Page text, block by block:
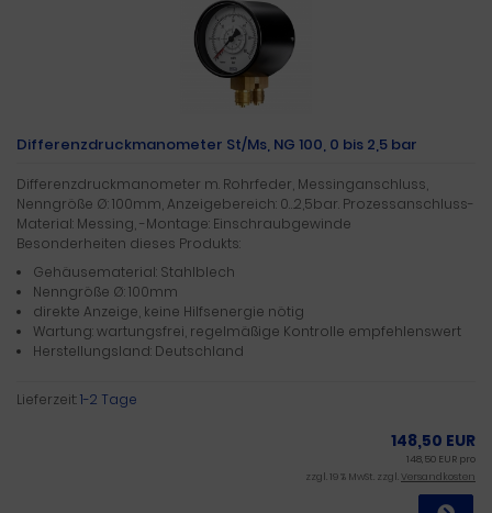
Differenzdruckmanometer St/Ms, NG 100, 0 bis 2,5 bar
Differenzdruckmanometer m. Rohrfeder, Messinganschluss,
Nenngröße Ø: 100mm, Anzeigebereich: 0…2,5bar. Prozessanschluss-
Material: Messing, -Montage: Einschraubgewinde
Besonderheiten dieses Produkts:
Gehäusematerial: Stahlblech
Nenngröße Ø: 100mm
direkte Anzeige, keine Hilfsenergie nötig
Wartung: wartungsfrei, regelmäßige Kontrolle empfehlenswert
Herstellungsland: Deutschland
Lieferzeit:1-2 Tage
148,50 EUR
148,50 EUR pro
zzgl. 19 % MwSt. zzgl.Versandkosten